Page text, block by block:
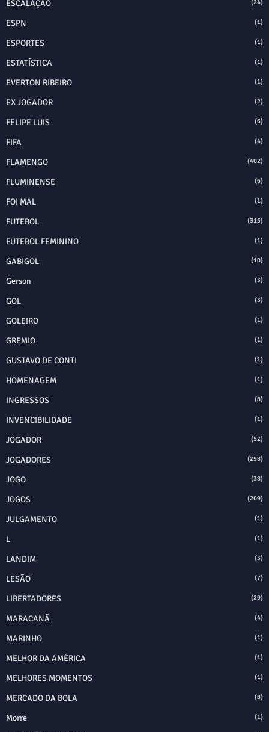
ESCALAÇÃO (24)
ESPN (1)
ESPORTES (1)
ESTATÍSTICA (1)
EVERTON RIBEIRO (1)
EX JOGADOR (2)
FELIPE LUIS (6)
FIFA (4)
FLAMENGO (402)
FLUMINENSE (6)
FOI MAL (1)
FUTEBOL (315)
FUTEBOL FEMININO (1)
GABIGOL (10)
Gerson (3)
GOL (3)
GOLEIRO (1)
GREMIO (1)
GUSTAVO DE CONTI (1)
HOMENAGEM (1)
INGRESSOS (8)
INVENCIBILIDADE (1)
JOGADOR (52)
JOGADORES (258)
JOGO (38)
JOGOS (209)
JULGAMENTO (1)
L (1)
LANDIM (3)
LESÃO (7)
LIBERTADORES (29)
MARACANÃ (4)
MARINHO (1)
MELHOR DA AMÉRICA (1)
MELHORES MOMENTOS (1)
MERCADO DA BOLA (8)
Morre (1)